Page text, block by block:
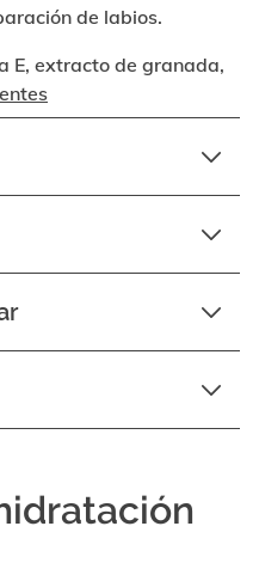
de labios.
E, extracto de granada,